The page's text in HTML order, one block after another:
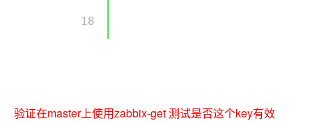
        18
验证在master上使用zabbix-get 测试是否这个key有效